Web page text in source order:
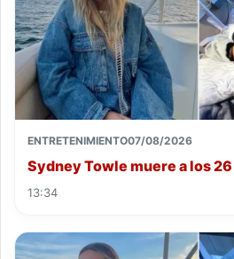
ENTRETENIMIENTO07/08/2026
Sydney Towle muere a los
13:34